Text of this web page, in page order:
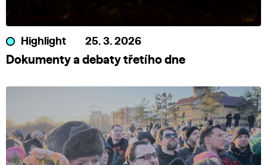
Highlight 25. 3. 2026
Dokumenty a debaty třetího dne